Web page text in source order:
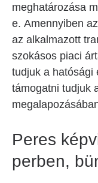
meghatározása
e. Amennyiben
az alkalmazott
szokásos piaci
tudjuk a hatósági
támogatni tudjuk
Peres
perben,